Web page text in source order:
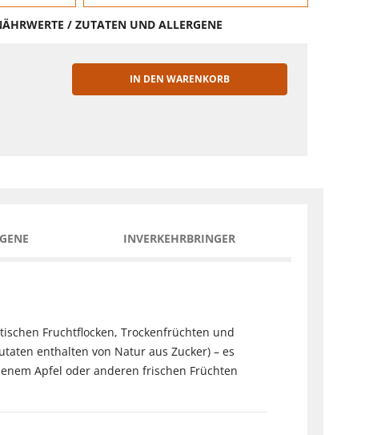
/ ZUTATEN UND ALLERGENE
IN DEN WARENKORB
INVERKEHRBRINGER
Fruchtflocken, Trockenfrüchten und
enthalten von Natur aus Zucker) – es
Apfel oder anderen frischen Früchten